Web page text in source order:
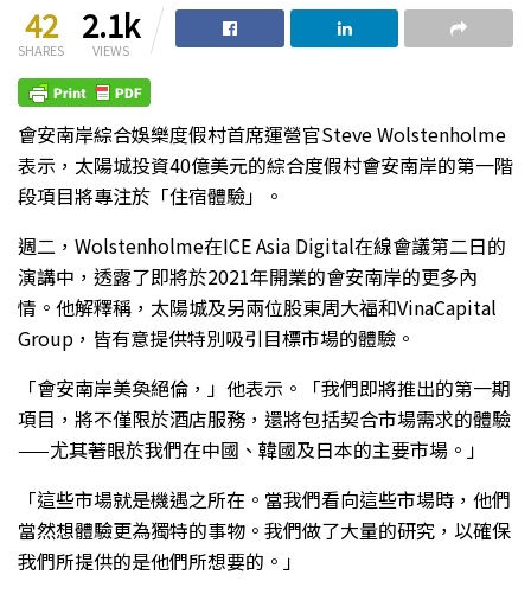
42
SHARES
2.1k
VIEWS
會安南岸綜合娛樂度假村首席運營官Steve Wolstenholme
表示，太陽城投資40億美元的綜合度假村會安南岸的第一階
段項目將專注於「住宿體驗」。
週二，Wolstenholme在ICE Asia Digital在線會議第二日的
演講中，透露了即將於2021年開業的會安南岸的更多內
情。他解釋稱，太陽城及另兩位股東周大福和VinaCapital
Group，皆有意提供特別吸引目標市場的體驗。
「會安南岸美奐絕倫，」他表示。「我們即將推出的第一期
項目，將不僅限於酒店服務，還將包括契合市場需求的體驗
——尤其著眼於我們在中國、韓國及日本的主要市場。」
「這些市場就是機遇之所在。當我們看向這些市場時，他們
當然想體驗更為獨特的事物。我們做了大量的研究，以確保
我們所提供的是他們所想要的。」